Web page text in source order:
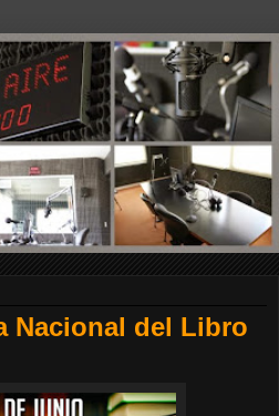
Nacional del Libro